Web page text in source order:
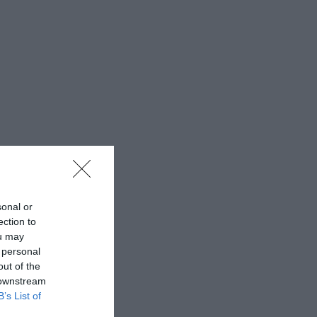
or
to
may
of the
List of